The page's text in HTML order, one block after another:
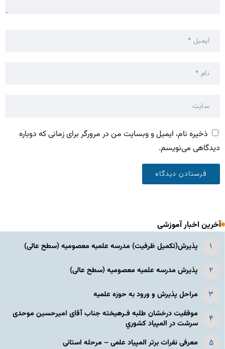
ذخیره نام، ایمیل و وبسایت من در مرورگر برای زمانی که دوباره
دیدگاهی می‌نویسم.
آخرین اخبار آموزشی
پذیرش(تکمیل ظرفیت) مدرسه علمیه معصومیه‌ (سطح عالی)
پذیرش مدرسه علمیه معصومیه‌ (سطح عالی)
مراحل پذیرش و ورود به حوزه علمیه
موفقیت درخشان طلبه فـرهیخته جناب آقای امیرحسین موحدی
سرشت در المپياد كشوري
معرفی نفرات برتر المپیاد علمی – مرحله استانی